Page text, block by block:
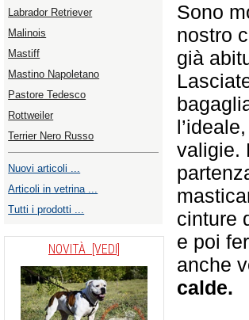
Labrador Retriever
Malinois
Mastiff
Mastino Napoletano
Pastore Tedesco
Rottweiler
Terrier Nero Russo
Nuovi articoli ...
Articoli in vetrina ...
Tutti i prodotti ...
NOVITÀ [VEDI]
Sono
nostro
già
valigie.
cinture
e poi
anche
calde.